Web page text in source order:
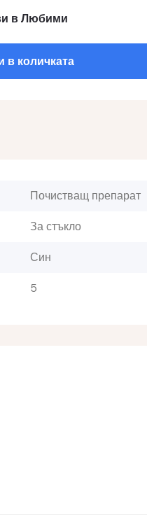
в Любими
в количката
Почистващ препарат
За стъкло
Син
5